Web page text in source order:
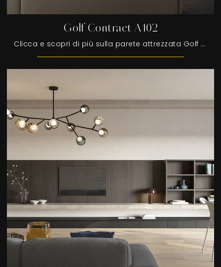
Golf Contract A102
Clicca e scopri di più sulla parete attrezzata Golf Contract A102 della marca Colombini Casa: è la soluzione dalle linee moderne ideale per te.